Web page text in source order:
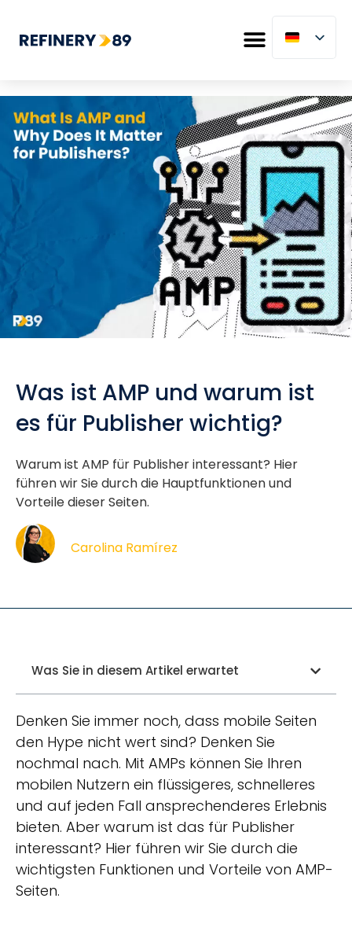
Was ist AMP und warum ist
es für Publisher wichtig?
Warum ist AMP für Publisher interessant? Hier
führen wir Sie durch die Hauptfunktionen und
Vorteile dieser Seiten.
Carolina Ramírez
Was Sie in diesem Artikel erwartet
Denken Sie immer noch, dass mobile Seiten
den Hype nicht wert sind? Denken Sie
nochmal nach. Mit AMPs können Sie Ihren
mobilen Nutzern ein flüssigeres, schnelleres
und auf jeden Fall ansprechenderes Erlebnis
bieten. Aber warum ist das für Publisher
interessant? Hier führen wir Sie durch die
wichtigsten Funktionen und Vorteile von AMP-
Seiten.